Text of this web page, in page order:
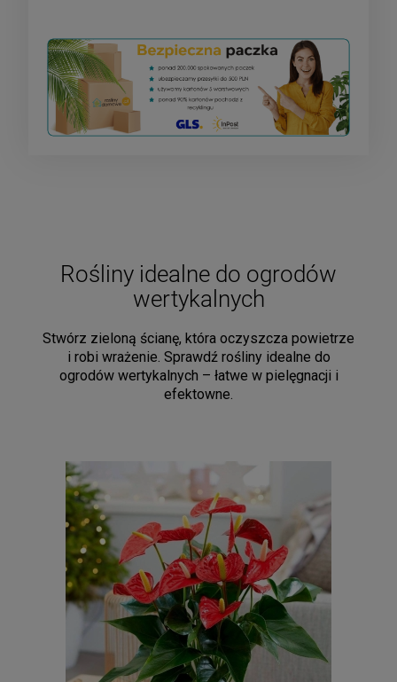
Rośliny idealne do ogrodów
wertykalnych
Stwórz zieloną ścianę, która oczyszcza powietrze
i robi wrażenie. Sprawdź rośliny idealne do
ogrodów wertykalnych – łatwe w pielęgnacji i
efektowne.